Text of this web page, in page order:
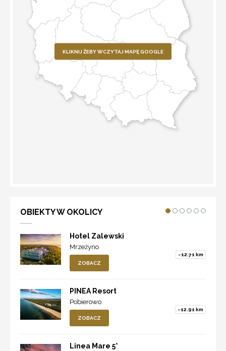
KLIKNIJ ŻEBY WCZYTAJ MAPĘ GOOGLE
OBIEKTY W OKOLICY
Hotel Zalewski
Mrzeżyno
~12.71 km
ZOBACZ
PINEA Resort
Pobierowo
~12.91 km
ZOBACZ
Linea Mare 5*